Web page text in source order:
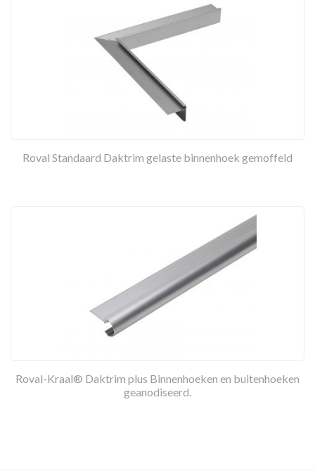
Roval Standaard Daktrim gelaste binnenhoek gemoffeld
Roval-Kraal® Daktrim plus Binnenhoeken en buitenhoeken
geanodiseerd.